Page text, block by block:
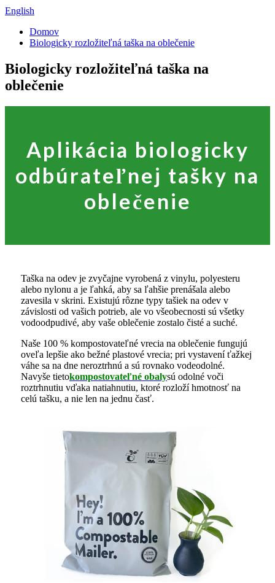
English
Domov
Biologicky rozložiteľná taška na oblečenie
Biologicky rozložiteľná taška na
oblečenie
Aplikácia biologicky
odbúrateľnej tašky na
oblečenie
Taška na odev je zvyčajne vyrobená z vinylu, polyesteru
alebo nylonu a je ľahká, aby sa ľahšie prenášala alebo
zavesila v skrini. Existujú rôzne typy tašiek na odev v
závislosti od vašich potrieb, ale vo všeobecnosti sú všetky
vodoodpudivé, aby vaše oblečenie zostalo čisté a suché.
Naše 100 % kompostovateľné vrecia na oblečenie fungujú
oveľa lepšie ako bežné plastové vrecia; pri vystavení ťažkej
váhe sa na dne neroztrhnú a sú rovnako vodeodolné.
Navyše tietokompostovateľné obalysú odolné voči
roztrhnutiu vďaka natiahnutiu, ktoré rozloží hmotnosť na
celú tašku, a nie len na jednu časť.